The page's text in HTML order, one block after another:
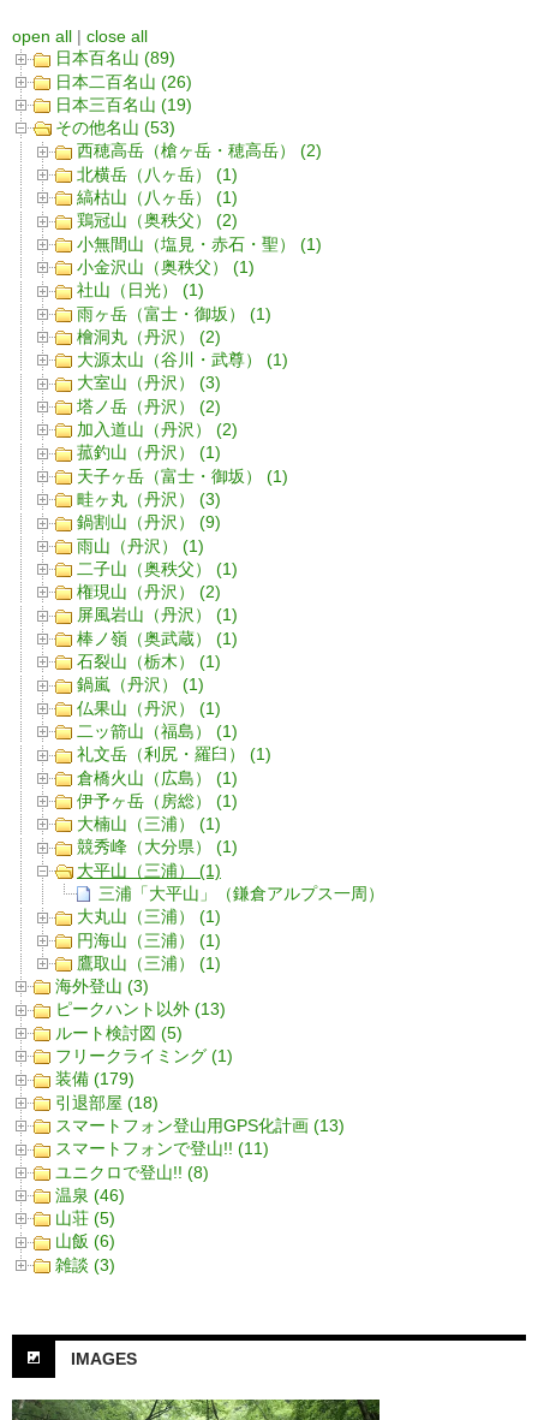
open all | close all
日本百名山 (89)
日本二百名山 (26)
日本三百名山 (19)
その他名山 (53)
西穂高岳（槍ヶ岳・穂高岳） (2)
北横岳（八ヶ岳） (1)
縞枯山（八ヶ岳） (1)
鶏冠山（奥秩父） (2)
小無間山（塩見・赤石・聖） (1)
小金沢山（奥秩父） (1)
社山（日光） (1)
雨ヶ岳（富士・御坂） (1)
檜洞丸（丹沢） (2)
大源太山（谷川・武尊） (1)
大室山（丹沢） (3)
塔ノ岳（丹沢） (2)
加入道山（丹沢） (2)
菰釣山（丹沢） (1)
天子ヶ岳（富士・御坂） (1)
畦ヶ丸（丹沢） (3)
鍋割山（丹沢） (9)
雨山（丹沢） (1)
二子山（奥秩父） (1)
権現山（丹沢） (2)
屏風岩山（丹沢） (1)
棒ノ嶺（奥武蔵） (1)
石裂山（栃木） (1)
鍋嵐（丹沢） (1)
仏果山（丹沢） (1)
二ッ箭山（福島） (1)
礼文岳（利尻・羅臼） (1)
倉橋火山（広島） (1)
伊予ヶ岳（房総） (1)
大楠山（三浦） (1)
競秀峰（大分県） (1)
大平山（三浦） (1)
三浦「大平山」（鎌倉アルプス一周）
大丸山（三浦） (1)
円海山（三浦） (1)
鷹取山（三浦） (1)
海外登山 (3)
ピークハント以外 (13)
ルート検討図 (5)
フリークライミング (1)
装備 (179)
引退部屋 (18)
スマートフォン登山用GPS化計画 (13)
スマートフォンで登山!! (11)
ユニクロで登山!! (8)
温泉 (46)
山荘 (5)
山飯 (6)
雑談 (3)
IMAGES